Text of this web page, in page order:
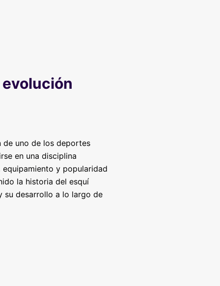
uno de los deportes
en una disciplina
y popularidad
la historia del esquí
su desarrollo a lo largo de